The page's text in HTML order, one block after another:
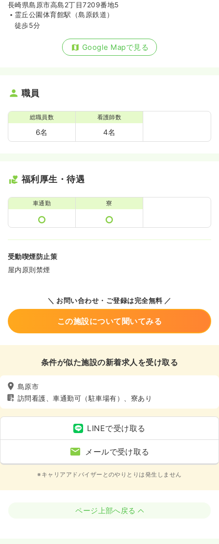
長崎県島原市高島2丁目7209番地5
霊丘公園体育館駅（島原鉄道）
徒歩5分
Google Mapで見る
職員
総職員数
6名
看護師数
4名
福利厚生・待遇
車通勤 寮
受動喫煙防止策
屋内原則禁煙
＼ お問い合わせ・ご登録は完全無料 ／
この施設について聞いてみる
条件が似た施設の新着求人を受け取る
島原市
訪問看護、車通勤可（駐車場有）、寮あり
LINEで受け取る
メールで受け取る
※キャリアアドバイザーとのやりとりは発生しません
ページ上部へ戻る